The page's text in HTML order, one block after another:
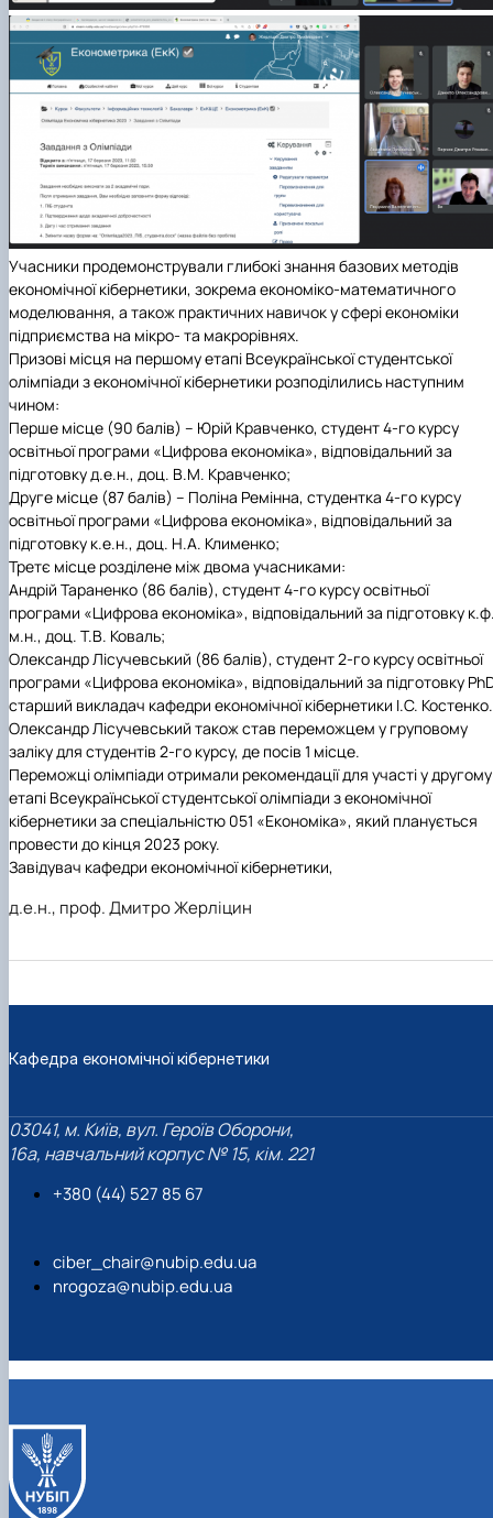
Учасники продемонстрували глибокі знання базових методів
економічної кібернетики, зокрема економіко-математичного
моделювання, а також практичних навичок у сфері економіки
підприємства на мікро- та макрорівнях.
Призові місця на першому етапі Всеукраїнської студентської
олімпіади з економічної кібернетики розподілились наступним
чином:
Перше місце (90 балів) – Юрій Кравченко, студент 4-го курсу
освітньої програми «Цифрова економіка», відповідальний за
підготовку д.е.н., доц. В.М. Кравченко;
Друге місце (87 балів) – Поліна Ремінна, студентка 4-го курсу
освітньої програми «Цифрова економіка», відповідальний за
підготовку к.е.н., доц. Н.А. Клименко;
Третє місце розділене між двома учасниками:
Андрій Тараненко (86 балів), студент 4-го курсу освітньої
програми «Цифрова економіка», відповідальний за підготовку
м.н., доц. Т.В. Коваль;
Олександр Лісучевський (86 балів), студент 2-го курсу освітньої
програми «Цифрова економіка», відповідальний за підготовку
старший викладач кафедри економічної кібернетики І.С. Костенко.
Олександр Лісучевський також став переможцем у груповому
заліку для студентів 2-го курсу, де посів 1 місце.
Переможці олімпіади отримали рекомендації для участі у другому
етапі Всеукраїнської студентської олімпіади з економічної
кібернетики за спеціальністю 051 «Економіка», який планується
провести до кінця 2023 року.
Завідувач кафедри економічної кібернетики,
д.е.н., проф. Дмитро Жерліцин
Кафедра економічної кібернетики
03041, м. Київ, вул. Героїв Оборони,
16а, навчальний корпус № 15, кім. 221
+380 (44) 527 85 67‬
ciber_chair@nubip.edu.ua
nrogoza@nubip.edu.ua